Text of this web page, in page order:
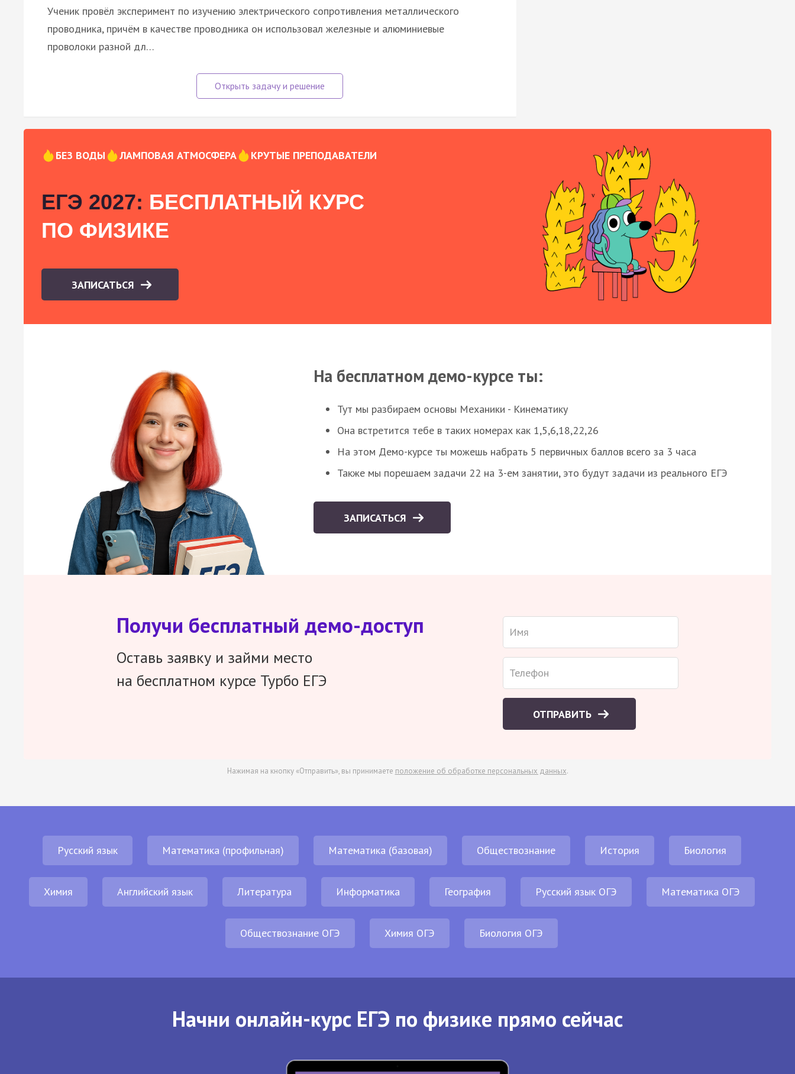
Ученик провёл эксперимент по изучению электрического сопротивления металлического
проводника, причём в качестве проводника он использовал железные и алюминиевые
проволоки разной дл…
БЕЗ ВОДЫ ЛАМПОВАЯ АТМОСФЕРА КРУТЫЕ ПРЕПОДАВАТЕЛИ
ЕГЭ 2027: БЕСПЛАТНЫЙ КУРС
ПО ФИЗИКЕ
ЗАПИСАТЬСЯ
На бесплатном демо-курсе ты:
Тут мы разбираем основы Механики - Кинематику
Она встретится тебе в таких номерах как 1,5,6,18,22,26
На этом Демо-курсе ты можешь набрать 5 первичных баллов всего за 3 часа
Также мы порешаем задачи 22 на 3-ем занятии, это будут задачи из реального ЕГЭ
ЗАПИСАТЬСЯ
Получи бесплатный демо-доступ
Оставь заявку и займи место
на бесплатном курсе Турбо ЕГЭ
ОТПРАВИТЬ
Нажимая на кнопку «Отправить», вы принимаете положение об обработке персональных данных.
Русский язык Математика (профильная) Математика (базовая) Обществознание История Биология
Химия Английский язык Литература Информатика География Русский язык ОГЭ Математика ОГЭ
Обществознание ОГЭ Химия ОГЭ Биология ОГЭ
Начни онлайн-курс ЕГЭ по физике прямо сейчас